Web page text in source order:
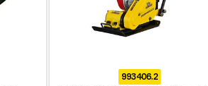
993406.2